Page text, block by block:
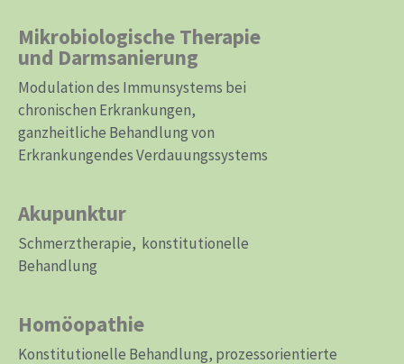
Mikrobiologische Therapie
und Darmsanierung
Modulation des Immunsystems bei
chronischen Erkrankungen,
ganzheitliche Behandlung von
Erkrankungendes Verdauungssystems
Akupunktur
Schmerztherapie, konstitutionelle
Behandlung
Homöopathie
Konstitutionelle Behandlung, prozessorientierte